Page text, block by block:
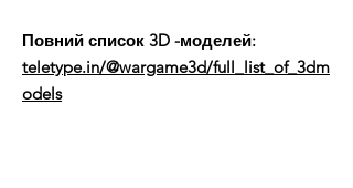
Повний список 3D -моделей:
teletype.in/@wargame3d/full_list_of_3dm
odels